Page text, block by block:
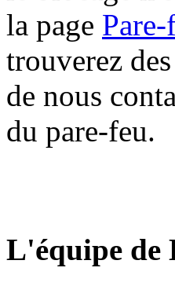
la page
trouverez
de nous
du pare-feu.
L'équipe de